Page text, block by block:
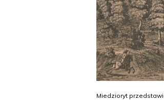
Miedzioryt